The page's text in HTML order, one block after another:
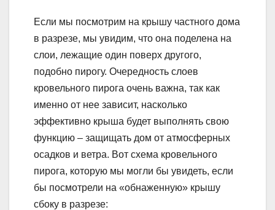
Если мы посмотрим на крышу частного дома
в разрезе, мы увидим, что она поделена на
слои, лежащие один поверх другого,
подобно пирогу. Очередность слоев
кровельного пирога очень важна, так как
именно от нее зависит, насколько
эффективно крыша будет выполнять свою
функцию – защищать дом от атмосферных
осадков и ветра. Вот схема кровельного
пирога, которую мы могли бы увидеть, если
бы посмотрели на «обнаженную» крышу
сбоку в разрезе: